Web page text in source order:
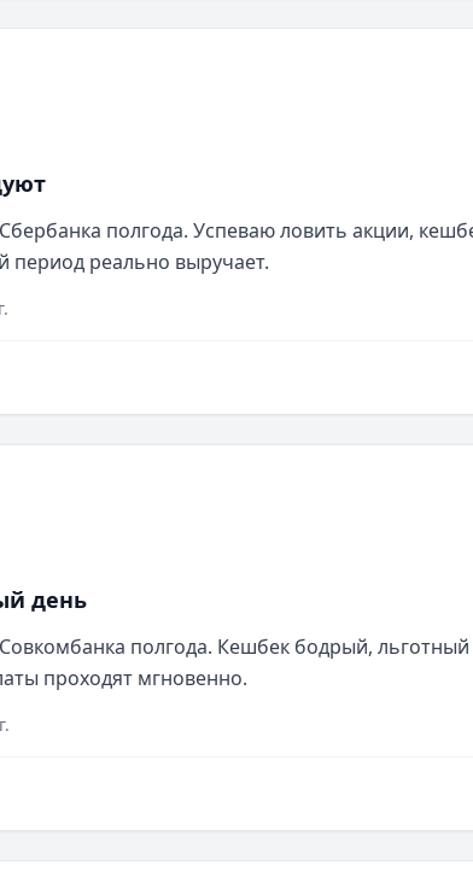
полгода. Успеваю ловить акции,
период реально выручает.
день
полгода. Кешбек бодрый,
проходят мгновенно.